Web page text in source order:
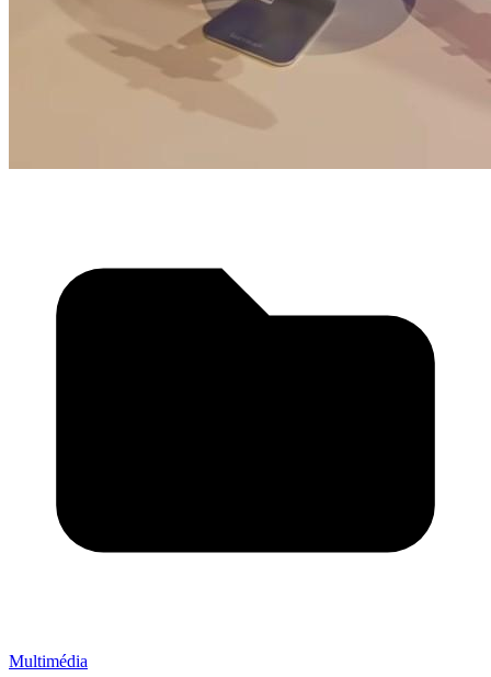
Multimédia